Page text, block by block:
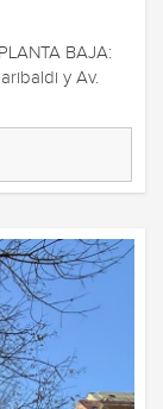
BAJA:
y Av.